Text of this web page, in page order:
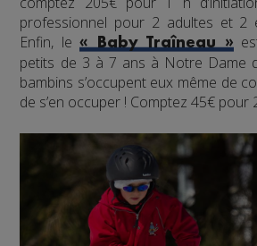
professionnel pour 2 adultes et 2
Enfin, le« Baby Traîneau »
petits de 3 à 7 ans à Notre Dame
bambins s’occupent eux même de
de s’en occuper ! Comptez 45€ pour